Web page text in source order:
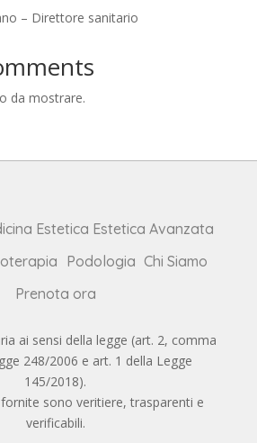
– Direttore sanitario
da mostrare.
Estetica Estetica Avanzata
Podologia Chi Siamo
Prenota ora
ai sensi della legge (art. 2, comma
248/2006 e art. 1 della Legge
145/2018).
sono veritiere, trasparenti e
verificabili.